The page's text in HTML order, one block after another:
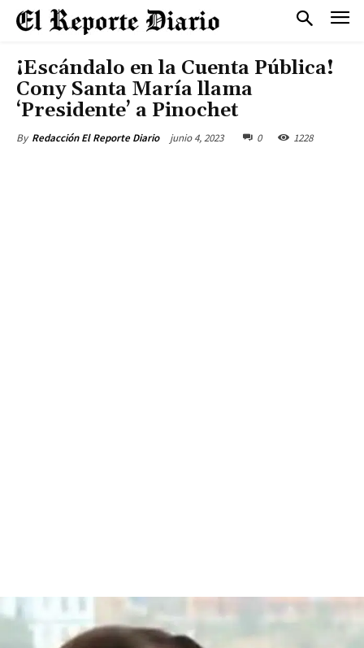
¡Escándalo en la Cuenta Pública!
Cony Santa María llama
‘Presidente’ a Pinochet
By Redacción El Reporte Diario junio 4, 2023 0 1228